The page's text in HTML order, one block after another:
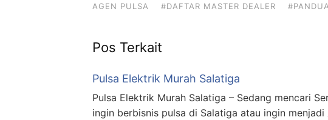
AGEN PULSA
#DAFTAR MASTER DEALER
Pos Terkait
Pulsa Elektrik Murah Salatiga
Pulsa Elektrik Murah Salatiga – Sedang mencari
ingin berbisnis pulsa di Salatiga atau ingin